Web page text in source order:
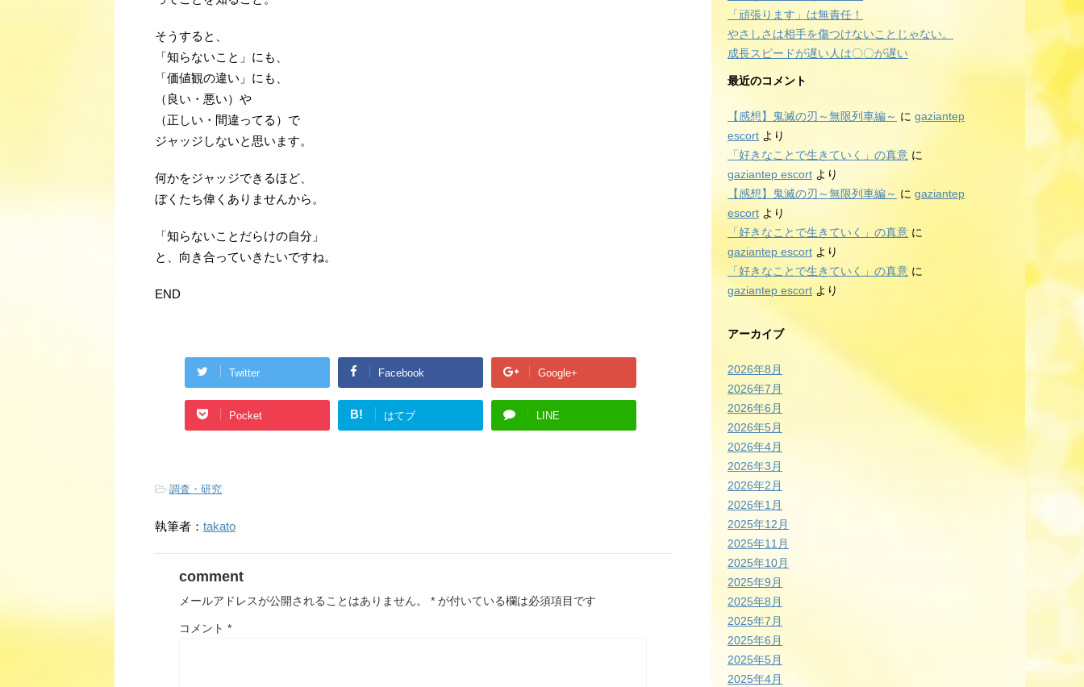
そうすると、
「知らないこと」にも、
「価値観の違い」にも、
（良い・悪い）や
（正しい・間違ってる）で
ジャッジしないと思います。
何かをジャッジできるほど、
ぼくたち偉くありませんから。
「知らないことだらけの自分」
と、向き合っていきたいですね。
END
Twitter Facebook Google+
Pocket B! はてブ LINE
-調査・研究
執筆者： takato
comment
メールアドレスが公開されることはありません。 * が付いている欄は必須項目です
コメント *
「頑張ります」は無責任！
やさしさは相手を傷つけないことじゃない。
成長スピードが遅い人は〇〇が遅い
最近のコメント
【感想】鬼滅の刃～無限列車編～ に gaziantep
escort より
「好きなことで生きていく」の真意 に
gaziantep escort より
【感想】鬼滅の刃～無限列車編～ に gaziantep
escort より
「好きなことで生きていく」の真意 に
gaziantep escort より
「好きなことで生きていく」の真意 に
gaziantep escort より
アーカイブ
2026年8月
2026年7月
2026年6月
2026年5月
2026年4月
2026年3月
2026年2月
2026年1月
2025年12月
2025年11月
2025年10月
2025年9月
2025年8月
2025年7月
2025年6月
2025年5月
2025年4月